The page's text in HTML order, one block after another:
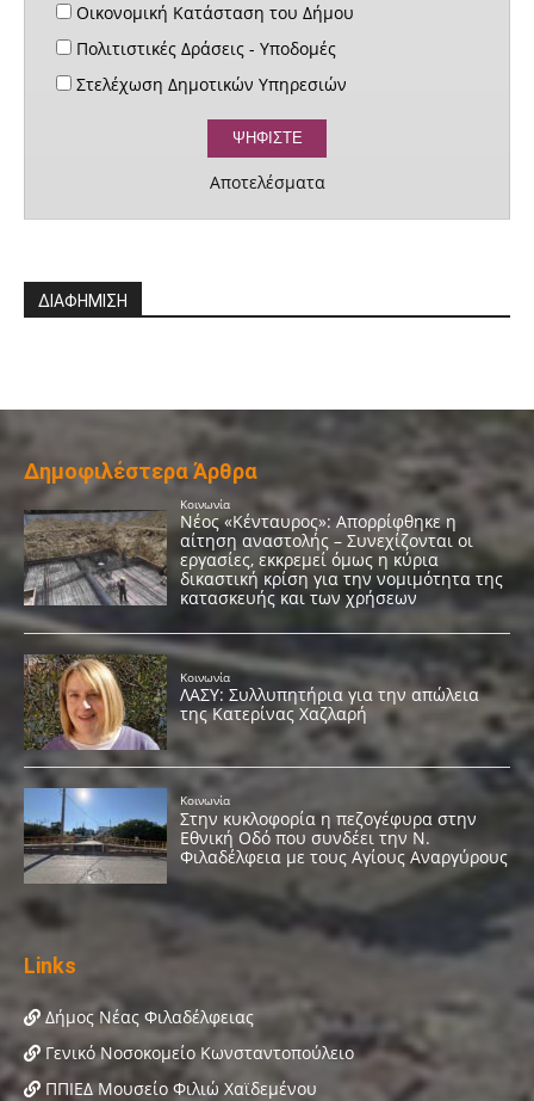
Οικονομική Κατάσταση του Δήμου
Πολιτιστικές Δράσεις - Υποδομές
Στελέχωση Δημοτικών Υπηρεσιών
Αποτελέσματα
ΔΙΑΦΗΜΙΣΗ
Δημοφιλέστερα Άρθρα
Links
Δήμος Νέας Φιλαδέλφειας
Γενικό Νοσοκομείο Κωνσταντοπούλειο
ΠΠΙΕΔ Μουσείο Φιλιώ Χαϊδεμένου